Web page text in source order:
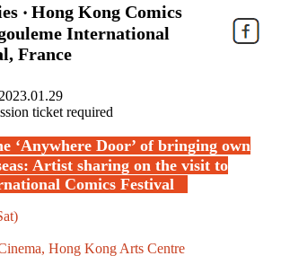
‧ Hong Kong Comics
International
France
ticket required
Door’ of bringing own
Artist sharing on the visit to
Comics Festival
Hong Kong Arts Centre